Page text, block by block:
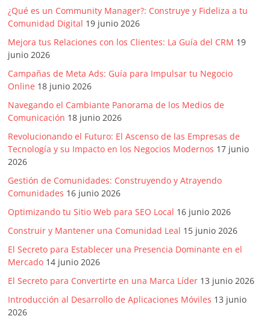
Mercadotecnia,
Publicitarios,
Colecciónes,
Marcas,
Insigns,
TV,
Radio,
Creatividad,
SEO,
SEM,
Free
Press,
RRPP,
Spots,
Comerciales,
Periodismo,
Revistas,
Magazines
,
ATL,
¿Qué es un Community Manager?: Construye y Fideliza a tu
Comunidad Digital 19 junio 2026
Mejora tus Relaciones con los Clientes: La Guía del CRM 19
junio 2026
Campañas de Meta Ads: Guía para Impulsar tu Negocio
Online 18 junio 2026
Navegando el Cambiante Panorama de los Medios de
Comunicación 18 junio 2026
Revolucionando el Futuro: El Ascenso de las Empresas de
Tecnología y su Impacto en los Negocios Modernos 17 junio
2026
Gestión de Comunidades: Construyendo y Atrayendo
Comunidades 16 junio 2026
Optimizando tu Sitio Web para SEO Local 16 junio 2026
Construir y Mantener una Comunidad Leal 15 junio 2026
El Secreto para Establecer una Presencia Dominante en el
Mercado 14 junio 2026
El Secreto para Convertirte en una Marca Líder 13 junio 2026
Introducción al Desarrollo de Aplicaciones Móviles 13 junio
2026